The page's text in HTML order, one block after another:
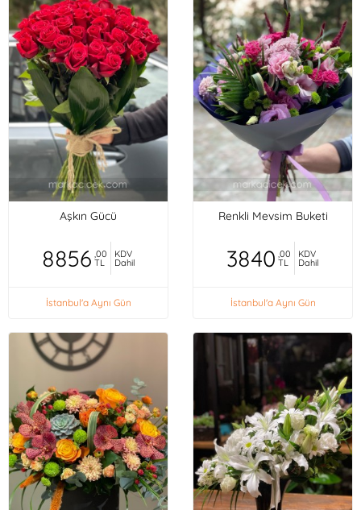
Aşkın Gücü
8856 ,00
TL
KDV
Dahil
İstanbul'a Aynı Gün
Renkli Mevsim Buketi
3840 ,00
TL
KDV
Dahil
İstanbul'a Aynı Gün